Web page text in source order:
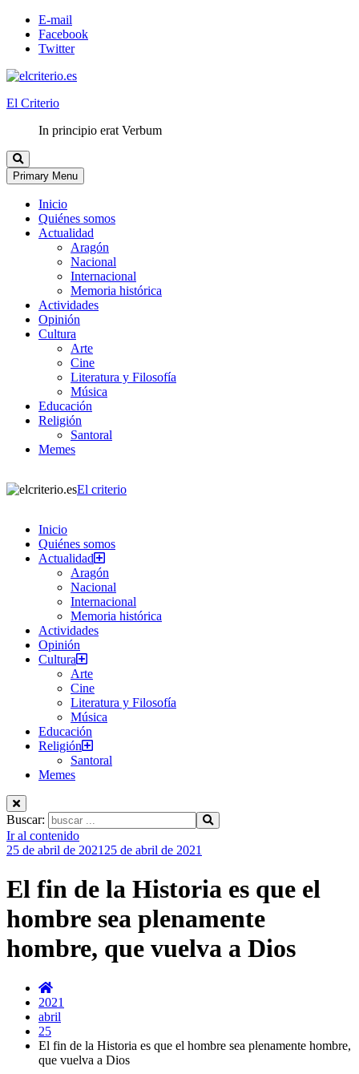
E-mail
Facebook
Twitter
El Criterio
In principio erat Verbum
Primary Menu
Inicio
Quiénes somos
Actualidad
Aragón
Nacional
Internacional
Memoria histórica
Actividades
Opinión
Cultura
Arte
Cine
Literatura y Filosofía
Música
Educación
Religión
Santoral
Memes
El criterio
Inicio
Quiénes somos
Actualidad
Aragón
Nacional
Internacional
Memoria histórica
Actividades
Opinión
Cultura
Arte
Cine
Literatura y Filosofía
Música
Educación
Religión
Santoral
Memes
Buscar:
Ir al contenido
25 de abril de 2021 25 de abril de 2021
El fin de la Historia es que el
hombre sea plenamente
hombre, que vuelva a Dios
2021
abril
25
El fin de la Historia es que el hombre sea plenamente hombre,
que vuelva a Dios